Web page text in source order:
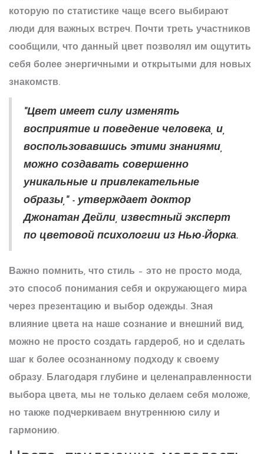
которую по статистике чаще всего выбирают
люди для важных встреч. Почти треть участников
сообщили, что данный цвет позволял им ощутить
себя более энергичными и открытыми для новых
знакомств.
"Цвет имеет силу изменять
восприятие и поведение человека, и,
воспользовавшись этими знаниями,
можно создавать совершенно
уникальные и привлекательные
образы," - утверждает доктор
Джонатан Дейли, известный эксперт
по цветовой психологии из Нью-Йорка.
Важно помнить, что стиль – это не просто мода,
это способ понимания себя и окружающего мира
через презентацию и выбор одежды. Зная
влияние цвета на наше сознание и внешний вид,
можно не просто создать гардероб, но и сделать
шаг к более осознанному подходу к своему
образу. Благодаря глубине и целенаправленности
выбора цвета, мы не только делаем себя моложе,
но также подчеркиваем внутреннюю силу и
гармонию.